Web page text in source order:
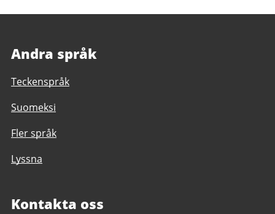
Andra språk
Teckenspråk
Suomeksi
Fler språk
Lyssna
Kontakta oss